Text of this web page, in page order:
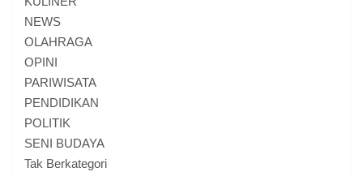
NEWS
OLAHRAGA
OPINI
PARIWISATA
PENDIDIKAN
POLITIK
SENI BUDAYA
Tak Berkategori